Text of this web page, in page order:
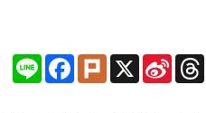
Line Facebook
Plurk X
Sina